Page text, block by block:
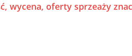
wycena, oferty sprzeaży